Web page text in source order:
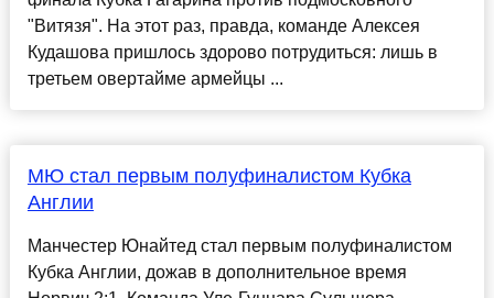
"Витязя". На этот раз, правда, команде Алексея
Кудашова пришлось здорово потрудиться: лишь в
третьем овертайме армейцы ...
МЮ стал первым полуфиналистом Кубка
Англии
Манчестер Юнайтед стал первым полуфиналистом
Кубка Англии, дожав в дополнительное время